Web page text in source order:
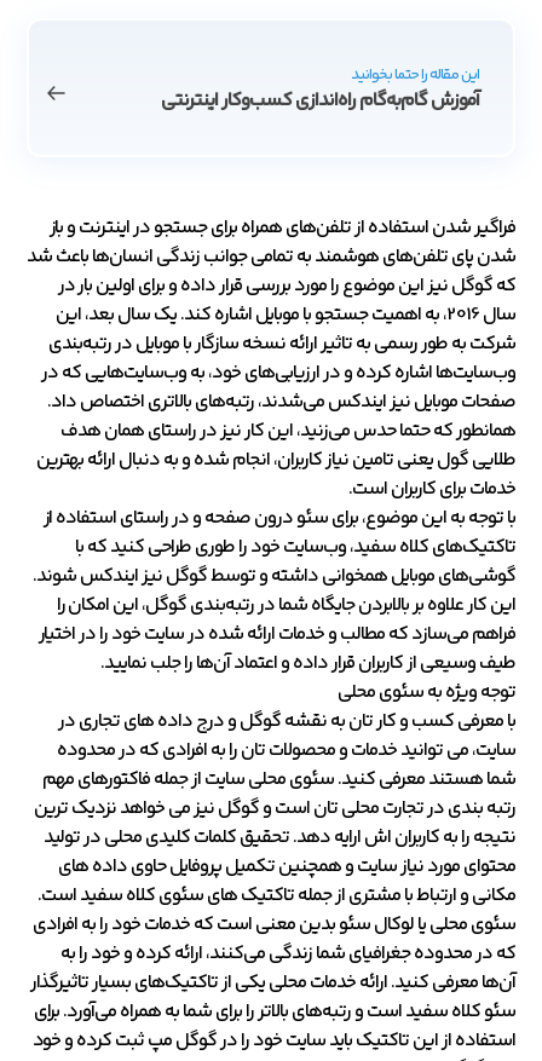
این مقاله را حتما بخوانید
آموزش گام‌به‌گام راه‌اندازی کسب‌وکار اینترنتی
فراگیر شدن استفاده از تلفن‌های همراه برای جستجو در اینترنت و باز
شدن پای تلفن‌های هوشمند به تمامی جوانب زندگی انسان‌ها باعث شد
که گوگل نیز این موضوع را مورد بررسی قرار داده و برای اولین بار در
سال 2016، به اهمیت جستجو با موبایل اشاره کند. یک سال بعد، این
شرکت به طور رسمی به تاثیر ارائه نسخه سازگار با موبایل در رتبه‌بندی
وب‌سایت‌ها اشاره کرده و در ارزیابی‌های خود، به وب‌سایت‌هایی که در
صفحات موبایل نیز ایندکس می‌شدند، رتبه‌های بالاتری اختصاص داد.
همانطور که حتما حدس می‌زنید، این کار نیز در راستای همان هدف
طلایی گول یعنی تامین نیاز کاربران، انجام شده و به دنبال ارائه بهترین
خدمات برای کاربران است.
با توجه به این موضوع، برای سئو درون صفحه و در راستای استفاده از
تاکتیک‌های کلاه سفید، وب‌سایت خود را طوری طراحی کنید که با
گوشی‌های موبایل همخوانی داشته و توسط گوگل نیز ایندکس شوند.
این کار علاوه بر بالابردن جایگاه شما در رتبه‌بندی گوگل، این امکان را
فراهم می‌سازد که مطالب و خدمات ارائه شده در سایت خود را در اختیار
طیف وسیعی از کاربران قرار داده و اعتماد آن‌ها را جلب نمایید.
توجه ویژه به سئوی محلی
با معرفی کسب و کار تان به نقشه گوگل و درج داده های تجاری در
سایت، می توانید خدمات و محصولات تان را به افرادی که در محدوده
شما هستند معرفی کنید. سئوی محلی سایت از جمله فاکتورهای مهم
رتبه بندی در تجارت محلی تان است و گوگل نیز می خواهد نزدیک ترین
نتیجه را به کاربران اش ارایه دهد. تحقیق کلمات کلیدی محلی در تولید
محتوای مورد نیاز سایت و همچنین تکمیل پروفایل حاوی داده های
مکانی و ارتباط با مشتری از جمله تاکتیک های سئوی کلاه سفید است.
سئوی محلی یا لوکال سئو بدین معنی است که خدمات خود را به افرادی
که در محدوده جغرافیای شما زندگی می‌کنند، ارائه کرده و خود را به
آن‌ها معرفی کنید. ارائه خدمات محلی یکی از تاکتیک‌های بسیار تاثیرگذار
سئو کلاه سفید است و رتبه‌های بالاتر را برای شما به همراه می‌آورد. برای
استفاده از این تاکتیک باید سایت خود را در گوگل مپ ثبت کرده و خود